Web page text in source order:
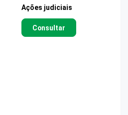
Ações judiciais
Consultar